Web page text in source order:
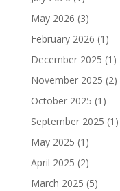
May 2026 (3)
February 2026 (1)
December 2025 (1)
November 2025 (2)
October 2025 (1)
September 2025 (1)
May 2025 (1)
April 2025 (2)
March 2025 (5)